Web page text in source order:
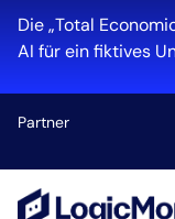
Die „Total
AI für ein fiktives
Partner